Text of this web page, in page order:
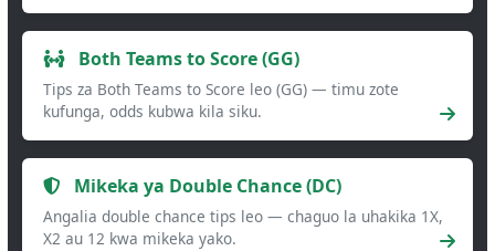
Both Teams to Score (GG)
Tips za Both Teams to Score leo (GG) — timu zote
kufunga, odds kubwa kila siku.
Mikeka ya Double Chance (DC)
Angalia double chance tips leo — chaguo la uhakika 1X,
X2 au 12 kwa mikeka yako.